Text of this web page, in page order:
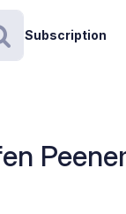
Subscription